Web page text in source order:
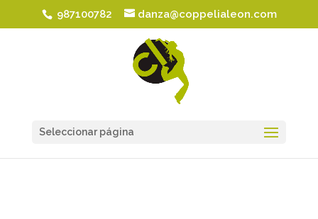
987100782 danza@coppelialeon.com
Seleccionar página